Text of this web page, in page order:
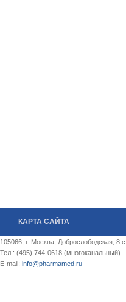
КАРТА САЙТА
105066, г. Москва, Доброслободская, 8
Тел.: (495) 744-0618 (многоканальный)
E-mail: info@pharmamed.ru